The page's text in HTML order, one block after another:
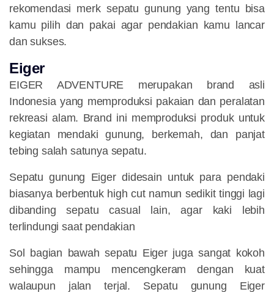
rekomendasi merk sepatu gunung yang tentu bisa
kamu pilih dan pakai agar pendakian kamu lancar
dan sukses.
Eiger
EIGER ADVENTURE merupakan brand asli
Indonesia yang memproduksi pakaian dan peralatan
rekreasi alam. Brand ini memproduksi produk untuk
kegiatan mendaki gunung, berkemah, dan panjat
tebing salah satunya sepatu.
Sepatu gunung Eiger didesain untuk para pendaki
biasanya berbentuk high cut namun sedikit tinggi lagi
dibanding sepatu casual lain, agar kaki lebih
terlindungi saat pendakian
Sol bagian bawah sepatu Eiger juga sangat kokoh
sehingga mampu mencengkeram dengan kuat
walaupun jalan terjal. Sepatu gunung Eiger